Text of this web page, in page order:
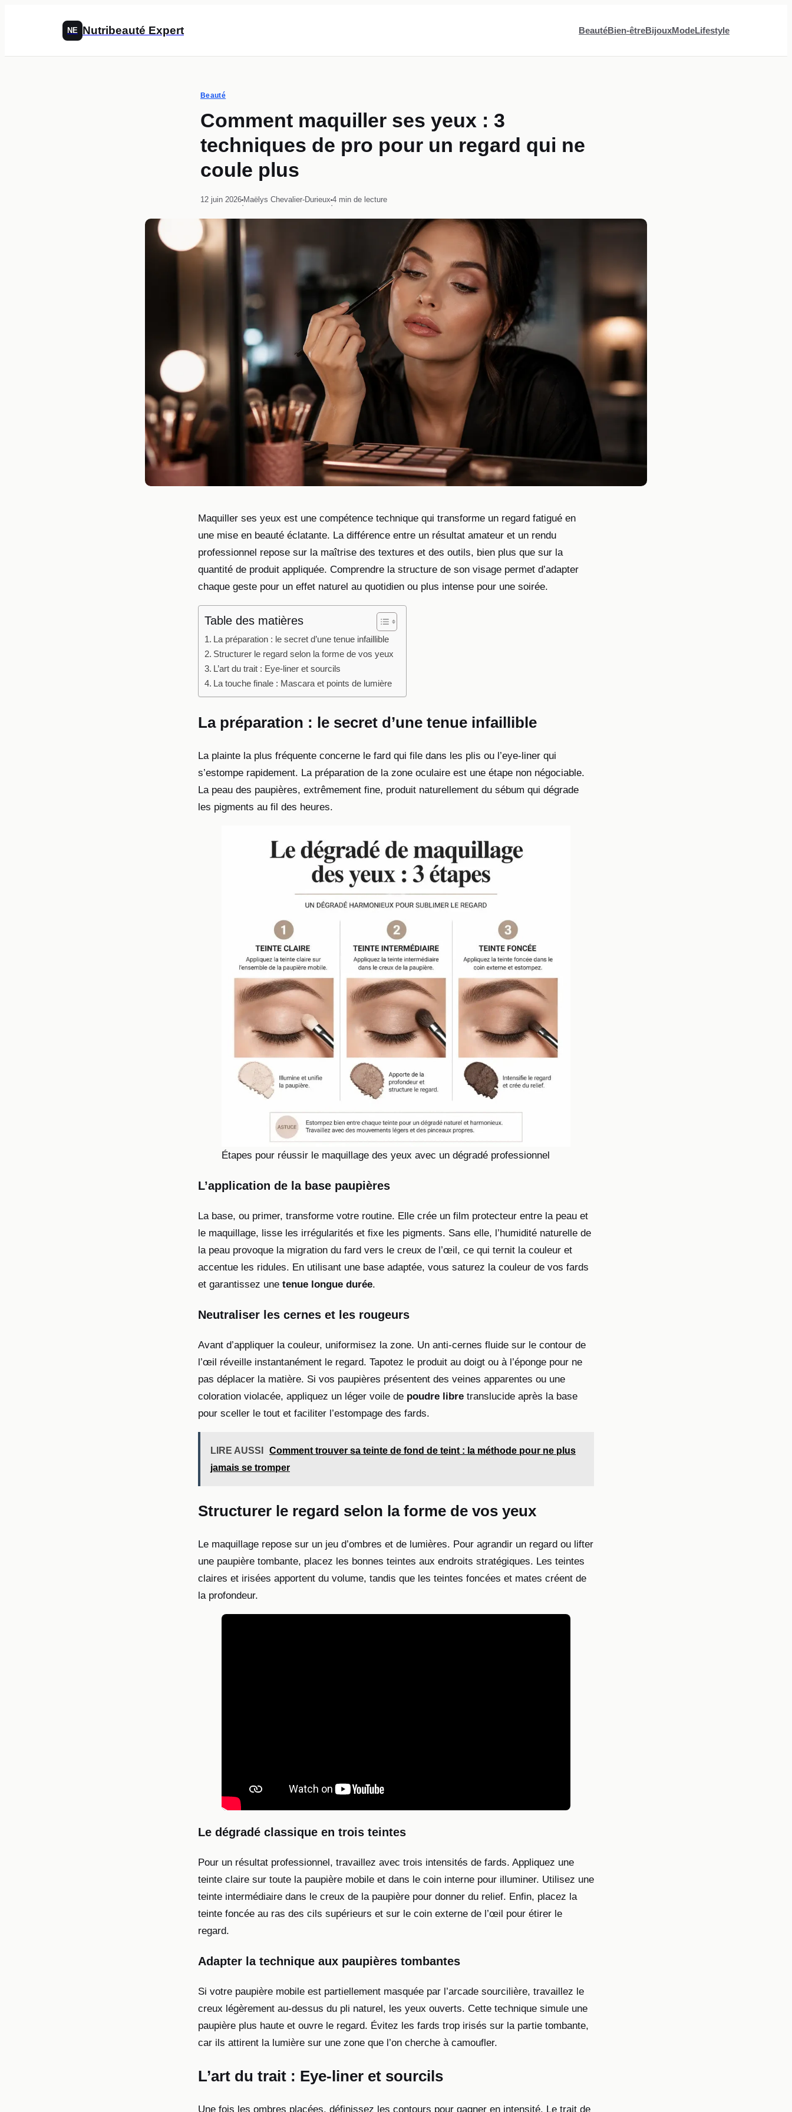
NE Nutribeauté Expert BeautéBien-êtreBijouxModeLifestyle
Beauté
Comment maquiller ses yeux : 3
techniques de pro pour un regard qui ne
coule plus
12 juin 2026
·
Maëlys Chevalier-Durieux
·
4 min de lecture
Maquiller ses yeux est une compétence technique qui transforme un regard fatigué en
une mise en beauté éclatante. La différence entre un résultat amateur et un rendu
professionnel repose sur la maîtrise des textures et des outils, bien plus que sur la
quantité de produit appliquée. Comprendre la structure de son visage permet d’adapter
chaque geste pour un effet naturel au quotidien ou plus intense pour une soirée.
Table des matières
La préparation : le secret d’une tenue infaillible
Structurer le regard selon la forme de vos yeux
L’art du trait : Eye-liner et sourcils
La touche finale : Mascara et points de lumière
La préparation : le secret d’une tenue infaillible
La plainte la plus fréquente concerne le fard qui file dans les plis ou l’eye-liner qui
s’estompe rapidement. La préparation de la zone oculaire est une étape non négociable.
La peau des paupières, extrêmement fine, produit naturellement du sébum qui dégrade
les pigments au fil des heures.
Étapes pour réussir le maquillage des yeux avec un dégradé professionnel
L’application de la base paupières
La base, ou primer, transforme votre routine. Elle crée un film protecteur entre la peau et
le maquillage, lisse les irrégularités et fixe les pigments. Sans elle, l’humidité naturelle de
la peau provoque la migration du fard vers le creux de l’œil, ce qui ternit la couleur et
accentue les ridules. En utilisant une base adaptée, vous saturez la couleur de vos fards
et garantissez une tenue longue durée.
Neutraliser les cernes et les rougeurs
Avant d’appliquer la couleur, uniformisez la zone. Un anti-cernes fluide sur le contour de
l’œil réveille instantanément le regard. Tapotez le produit au doigt ou à l’éponge pour ne
pas déplacer la matière. Si vos paupières présentent des veines apparentes ou une
coloration violacée, appliquez un léger voile de poudre libre translucide après la base
pour sceller le tout et faciliter l’estompage des fards.
LIRE AUSSI
Comment trouver sa teinte de fond de teint : la méthode pour ne plus
jamais se tromper
Structurer le regard selon la forme de vos yeux
Le maquillage repose sur un jeu d’ombres et de lumières. Pour agrandir un regard ou lifter
une paupière tombante, placez les bonnes teintes aux endroits stratégiques. Les teintes
claires et irisées apportent du volume, tandis que les teintes foncées et mates créent de
la profondeur.
Le dégradé classique en trois teintes
Pour un résultat professionnel, travaillez avec trois intensités de fards. Appliquez une
teinte claire sur toute la paupière mobile et dans le coin interne pour illuminer. Utilisez une
teinte intermédiaire dans le creux de la paupière pour donner du relief. Enfin, placez la
teinte foncée au ras des cils supérieurs et sur le coin externe de l’œil pour étirer le
regard.
Adapter la technique aux paupières tombantes
Si votre paupière mobile est partiellement masquée par l’arcade sourcilière, travaillez le
creux légèrement au-dessus du pli naturel, les yeux ouverts. Cette technique simule une
paupière plus haute et ouvre le regard. Évitez les fards trop irisés sur la partie tombante,
car ils attirent la lumière sur une zone que l’on cherche à camoufler.
L’art du trait : Eye-liner et sourcils
Une fois les ombres placées, définissez les contours pour gagner en intensité. Le trait de